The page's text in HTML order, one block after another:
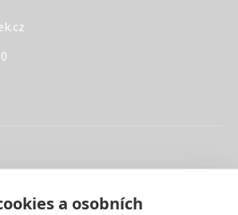
a osobních